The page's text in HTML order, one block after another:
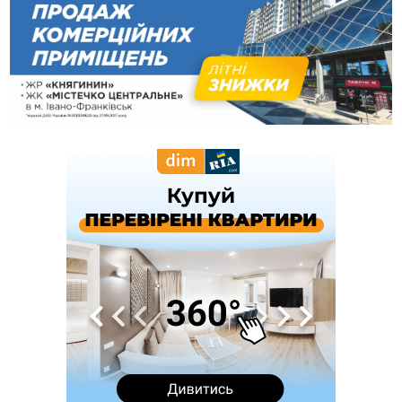
09:39
У Франківську медики провели серію складних операцій
на аорті
Вчора
22:22 ФОТО У Богородчанах на "зебрі" водій Audi наїхав на
хлопчика з велосипедом
Загальна площа всіх книгарень України - трохи більше ніж 6
На "зебрі" у Франківську два мотоциклісти збили жінку
Прикарпаття серед лідерів за будівництвом новобудов і
рекордсмен за зростанням цін на житло
ВІДЕО Де безпечно купатися на Прикарпатті?
У Франківську дружина загиблого воїна створила
організацію «КОД 7'Я», аби підтримувати військових та їхні
сім'ї
У Коломиї на одній з вулиць встановлять комплекс
автоматичної фіксації швидкості
Війна забрала життя трьох воїнів з Прикарпаття
На Закарпатті викрили масштабну схему незаконного
виключення військовозобов’язаних з обліку